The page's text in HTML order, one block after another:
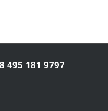
8 495 181 9797